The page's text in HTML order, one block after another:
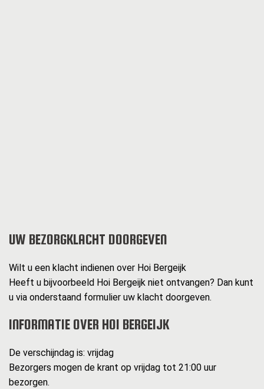
UW BEZORGKLACHT DOORGEVEN
Wilt u een klacht indienen over Hoi Bergeijk
Heeft u bijvoorbeeld Hoi Bergeijk niet ontvangen? Dan kunt
u via onderstaand formulier uw klacht doorgeven.
INFORMATIE OVER HOI BERGEIJK
De verschijndag is: vrijdag
Bezorgers mogen de krant op vrijdag tot 21:00 uur
bezorgen.